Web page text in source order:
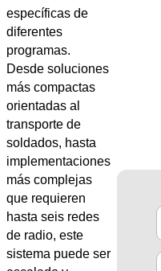
específicas de
diferentes
programas.
Desde soluciones
más compactas
orientadas al
transporte de
soldados, hasta
implementaciones
más complejas
que requieren
hasta seis redes
de radio, este
sistema puede ser